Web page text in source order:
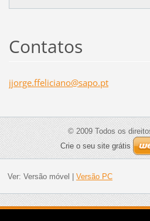
Contatos
jjorge.ffeliciano@sapo.pt
© 2009 Todos os
Crie o seu site grátis
Ver: Versão móvel Versão PC